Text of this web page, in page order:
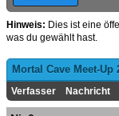
Hinweis: Dies ist eine
was du gewählt hast.
Mortal Cave Meet-Up
Verfasser Nachricht